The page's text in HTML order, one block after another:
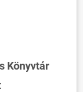
Könyvtár